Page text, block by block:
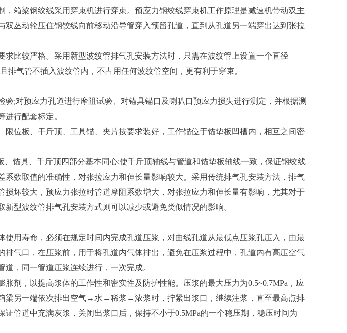
箱梁钢绞线采用穿束机进行穿束。预应力钢绞线穿束机工作原理是减速机带动双主
丛动轮压住钢铰线向前移动沿导管穿入预留孔道，直到从孔道另一端穿出达到张拉
比较严格。采用新型波纹管排气孔安装方法时，只需在波纹管上设置一个直径
排气管不插入波纹管内，不占用任何波纹管空间，更有利于穿束。
;对预应力孔道进行摩阻试验、对锚具锚口及喇叭口预应力损失进行测定，并根据测
行配套标定。
位板、干斤顶、工具锚、夹片按要求装好，工作锚位于锚垫板凹槽内，相互之间密
锚具、千斤顶四部分基本同心;使千斤顶轴线与管道和锚垫板轴线一致，保证钢绞线
系数取值的准确性，对张拉应力和伸长量影响较大。采用传统排气孔安装方法，排气
损坏较大，预应力张拉时管道摩阻系数增大，对张拉应力和伸长量有影响，尤其对于
型波纹管排气孔安装方式则可以减少或避免类似情况的影响。
用寿命，必须在规定时间内完成孔道压浆，对曲线孔道从最低点压浆孔压入，由最
排气口，在压浆前，用于将孔道内气体排出，避免在压浆过程中，孔道内有高压空气
，同一管道压浆连续进行，一次完成。
，以提高浆体的工作性和密实性及防护性能。压浆的最大压力为0.5~0.7MPa，应
梁另一端依次排出空气→水→稀浆→浓浆时，拧紧出浆口，继续注浆，直至最高点排
管道中充满灰浆，关闭出浆口后，保持不小于0.5MPa的一个稳压期，稳压时间为